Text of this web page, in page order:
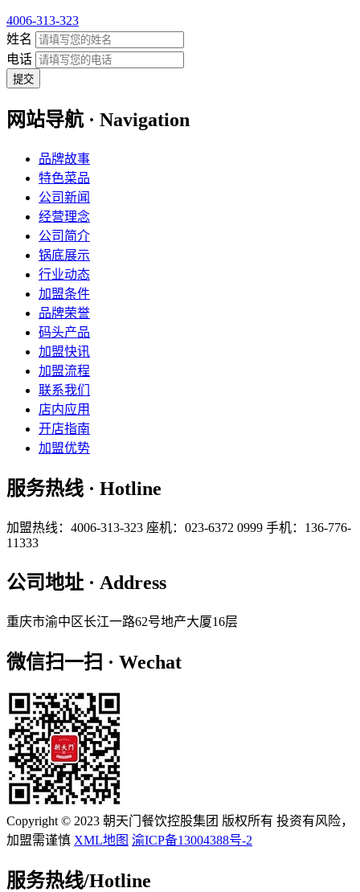
4006-313-323
姓名
电话
提交
网站导航 · Navigation
品牌故事
特色菜品
公司新闻
经营理念
公司简介
锅底展示
行业动态
加盟条件
品牌荣誉
码头产品
加盟快讯
加盟流程
联系我们
店内应用
开店指南
加盟优势
服务热线 · Hotline
加盟热线：4006-313-323 座机：023-6372 0999 手机：136-776-
11333
公司地址 · Address
重庆市渝中区长江一路62号地产大厦16层
微信扫一扫 · Wechat
Copyright © 2023 朝天门餐饮控股集团 版权所有 投资有风险，
加盟需谨慎 XML地图 渝ICP备13004388号-2
服务热线/Hotline